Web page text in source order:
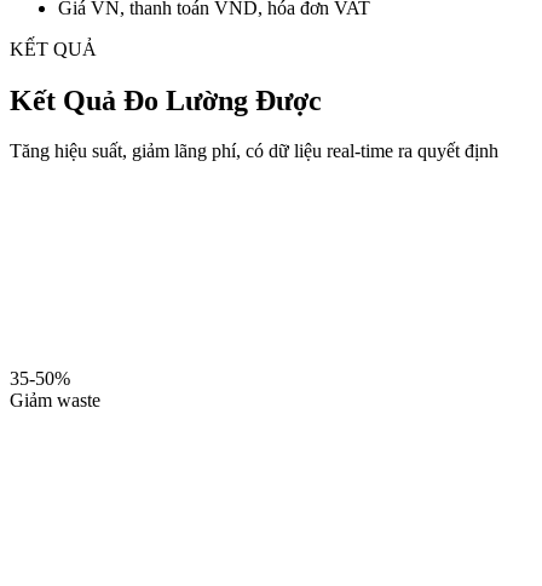
Giá VN, thanh toán VND, hóa đơn VAT
KẾT QUẢ
Kết Quả Đo Lường Được
Tăng hiệu suất, giảm lãng phí, có dữ liệu real-time ra quyết định
35-50%
Giảm waste